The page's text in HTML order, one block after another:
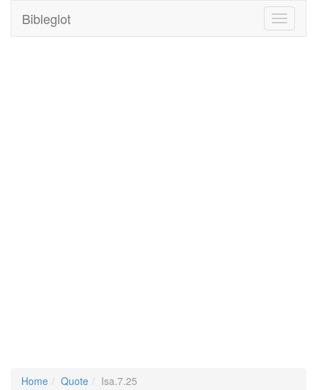
Toggle
Bibleglot
Home Quote Isa.7.25